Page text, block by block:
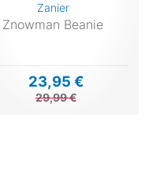
Zanier
Znowman Beanie
23,95 €
29,99 €